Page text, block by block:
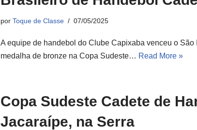
por Toque de Classe 07/05/2025
A equipe de handebol do Clube Capixaba venceu o
medalha de bronze na Copa Sudeste… Read More »
Copa Sudeste Cadete de
Jacaraípe, na Serra